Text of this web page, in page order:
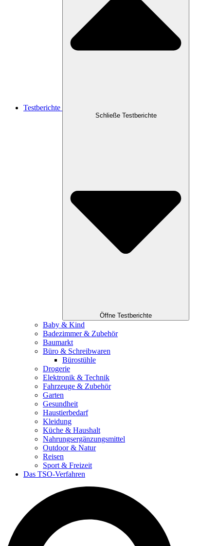
Testberichte
Schließe Testberichte
Öffne Testberichte
Baby & Kind
Badezimmer & Zubehör
Baumarkt
Büro & Schreibwaren
Bürostühle
Drogerie
Elektronik & Technik
Fahrzeuge & Zubehör
Garten
Gesundheit
Haustierbedarf
Kleidung
Küche & Haushalt
Nahrungsergänzungsmittel
Outdoor & Natur
Reisen
Sport & Freizeit
Das TSO-Verfahren